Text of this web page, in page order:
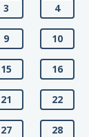
3 4
9 10
15 16
21 22
27 28